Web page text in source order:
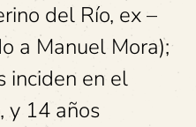
del Río, ex –
a Manuel Mora);
inciden en el
y 14 años